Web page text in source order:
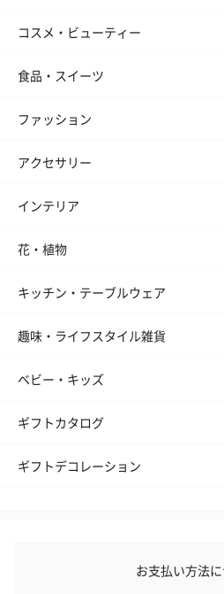
（レモン＆紅茶）（432
円）
スキンケアグッズ
ト【ありがとう】
ドクリーム
リラックスグッズを同梱してお届けし
コスメ・ビューティー
食品・スイーツ
ファッション
アクセサリー
インテリア
花・植物
キッチン・テーブルウェア
趣味・ライフスタイル雑貨
ベビー・キッズ
ギフトカタログ
ギフトデコレーション
お支払い方法